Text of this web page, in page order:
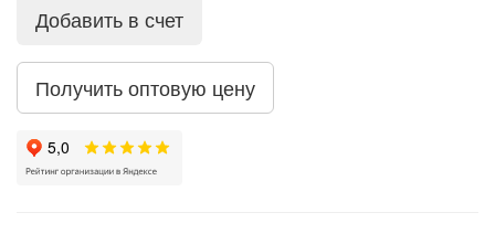
Добавить в счет
Получить оптовую цену